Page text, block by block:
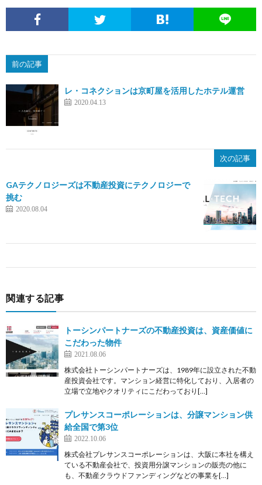
前の記事
レ・コネクションは京町屋を活用したホテル運営
2020.04.13
次の記事
GAテクノロジーズは不動産投資にテクノロジーで
挑む
2020.08.04
関連する記事
トーシンパートナーズの不動産投資は、資産価値に
こだわった物件
2021.08.06
株式会社トーシンパートナーズは、1989年に設立された不動
産投資会社です。マンション経営に特化しており、入居者の
立場で立地やクオリティにこだわっており[…]
プレサンスコーポレーションは、分譲マンション供
給全国で第3位
2022.10.06
株式会社プレサンスコーポレーションは、大阪に本社を構え
ている不動産会社で、投資用分譲マンションの販売の他に
も、不動産クラウドファンディングなどの事業を[…]